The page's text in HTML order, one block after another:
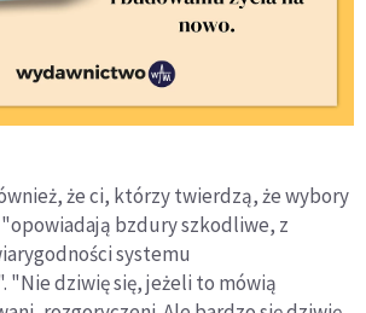
że ci, którzy twierdzą, że wybory
bzdury szkodliwe, z
systemu
"Nie dziwię się, jeżeli to mówią